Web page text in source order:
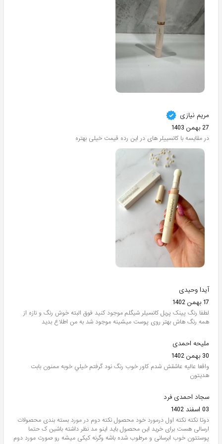
مریم نیازی
27 بهمن 1403
در مقایسه با کانسییلر های در این رده قیمت خیلی بهتره
آیدا وحیدی
17 بهمن 1402
لطفا رنگ پینک پریل کانسیلر شیگلم موجود کنید فوق البته خوش رنگ و نازه از
همه رنگ هاش بهتر روی پوست میشینه موجود شد به من اطلاع بدید
ملیحه احمدی
30 بهمن 1402
واقعا عاليه عاشقش شدم كاور خوب رنگ نود گرفتم خيلي خوبه ممنون بابت
هديتون
سجاد احمدی فرد
03 اسفند 1402
دوتا نکته نکته اول درمورد خود محصول نکته دوم در مورد بسته بندی محصولات
ارسالی هست برای خرید این محصول باید اینو مد نظر داشته باشین ک حتما
پوستتون خوب ابرسانی و مرطوب شده باشه وگرنه کیکی میشه رو صورت مورد دوم